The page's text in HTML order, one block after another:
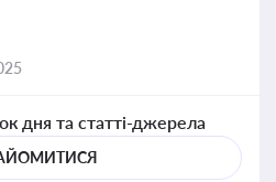
дня та статті-джерела